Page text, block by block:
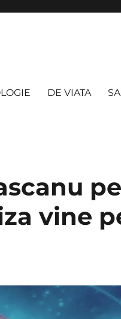
DE VIATA
vine